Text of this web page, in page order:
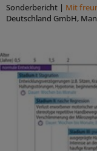
Sonderbericht | Mit
Deutschland GmbH,